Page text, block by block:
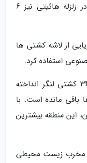
برای عملیات امدادی استفاده شد. در زلزله هائیتی نیز 6
از لاشه کشتی ها
استفاده کرد.
در سال 1330 در خلیج سوئیسون 340 کشتی لنگر انداخته
از 50 تای آن ها باقی مانده است. با
این منطقه بیشترین
مخرب زیست محیطی